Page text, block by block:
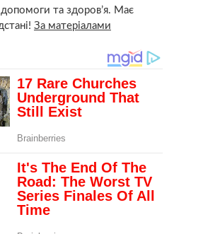
та здopов’я. Мaє
За матеріалами